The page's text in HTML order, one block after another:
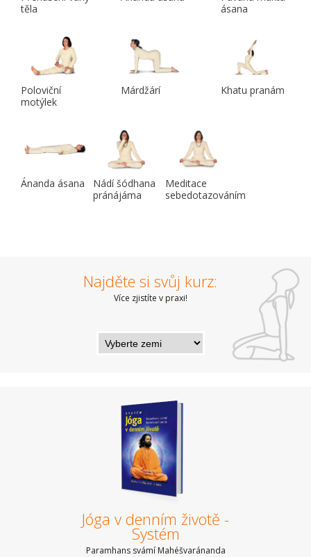
těla
ásana
Poloviční
motýlek
Márdžárí Khatu pranám
Ánanda ásana
Nádí šódhana
pránájáma
Meditace
sebedotazováním
Najděte si svůj kurz:
Více zjistíte v praxi!
Jóga v denním životě -
Systém
Paramhans svámí Mahéšvaránanda